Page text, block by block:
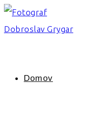
Skip
to
Domov